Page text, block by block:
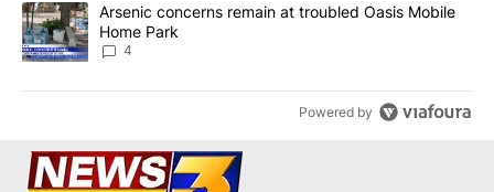
A trending article titled "Arsenic concerns remain at troubled
Arsenic concerns remain at troubled Oasis Mobile
Home Park
4
Powered by